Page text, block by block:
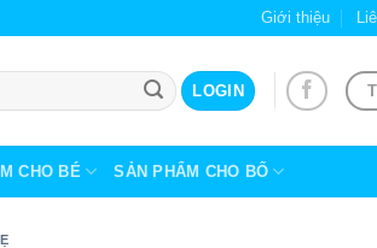
Giới thiệu
LOGIN
CHO BÉ SẢN PHẨM CHO BỐ